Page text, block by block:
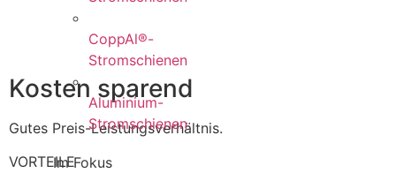
CoppAl®-
Stromschienen
Aluminium-
Stromschienen
Im Fokus
Kosten sparend
Gutes Preis-Leistungsverhältnis.
VORTEILE